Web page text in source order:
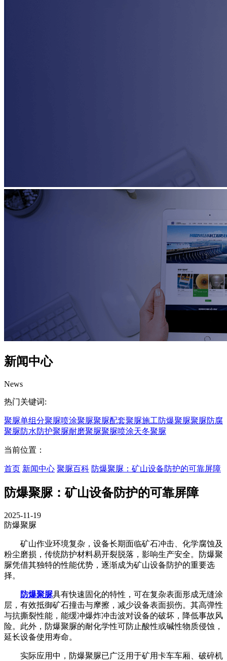
新闻中心
News
热门关键词:
聚脲单组分聚脲喷涂聚脲聚脲配套聚脲施工防爆聚脲聚脲防腐
聚脲防水防护聚脲耐磨聚脲聚脲喷涂天冬聚脲
当前位置：
首页 新闻中心 聚脲百科 防爆聚脲：矿山设备防护的可靠屏障
防爆聚脲：矿山设备防护的可靠屏障
2025-11-19
防爆聚脲
矿山作业环境复杂，设备长期面临矿石冲击、化学腐蚀及
粉尘磨损，传统防护材料易开裂脱落，影响生产安全。防爆聚
脲凭借其独特的性能优势，逐渐成为矿山设备防护的重要选
择。
防爆聚脲具有快速固化的特性，可在复杂表面形成无缝涂
层，有效抵御矿石撞击与摩擦，减少设备表面损伤。其高弹性
与抗撕裂性能，能缓冲爆炸冲击波对设备的破坏，降低事故风
险。此外，防爆聚脲的耐化学性可防止酸性或碱性物质侵蚀，
延长设备使用寿命。
实际应用中，防爆聚脲已广泛用于矿用卡车车厢、破碎机